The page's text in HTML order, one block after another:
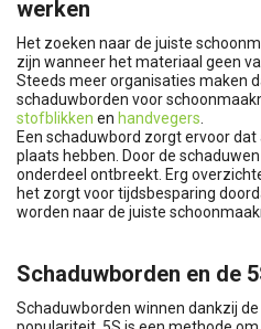
werken
Het zoeken naar de juiste
zijn wanneer het materiaal geen
Steeds meer organisaties maken
schaduwborden voor
stofblikken en handvegers
Een schaduwbord zorgt ervoor
plaats hebben. Door de
onderdeel ontbreekt. Erg
het zorgt voor tijdsbesparing
worden naar de juiste
Schaduwborden en de
Schaduwborden winnen dankzij